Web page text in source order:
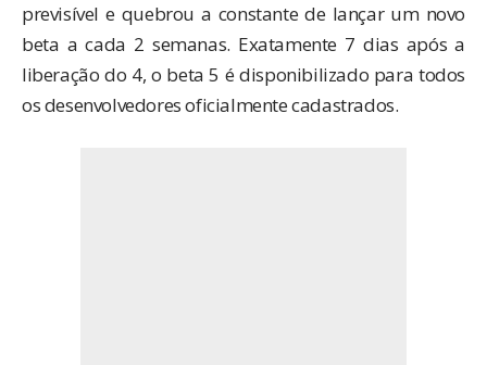
previsível e quebrou a constante de lançar um novo
beta a cada 2 semanas. Exatamente 7 dias após a
liberação do 4, o beta 5 é disponibilizado para todos
os desenvolvedores oficialmente cadastrados.